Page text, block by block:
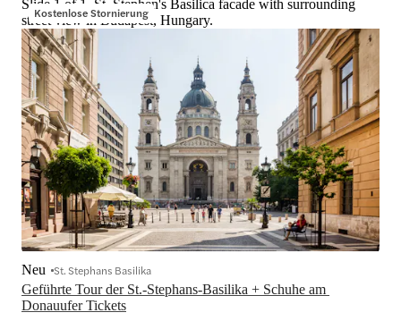
Kostenlose Stornierung
Slide 1 of 1, St. Stephen's Basilica facade with surrounding
street view in Budapest, Hungary.
Geführte Tour der St.-Stephans-Basilika + Schuhe am
Donauufer Tickets
Neu St. Stephans Basilika